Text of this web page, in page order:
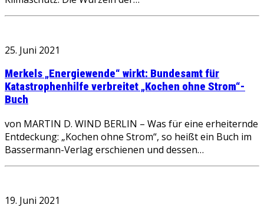
25. Juni 2021
Merkels „Energiewende“ wirkt: Bundesamt für
Katastrophenhilfe verbreitet „Kochen ohne Strom“-
Buch
von MARTIN D. WIND BERLIN – Was für eine erheiternde
Entdeckung: „Kochen ohne Strom“, so heißt ein Buch im
Bassermann-Verlag erschienen und dessen…
19. Juni 2021